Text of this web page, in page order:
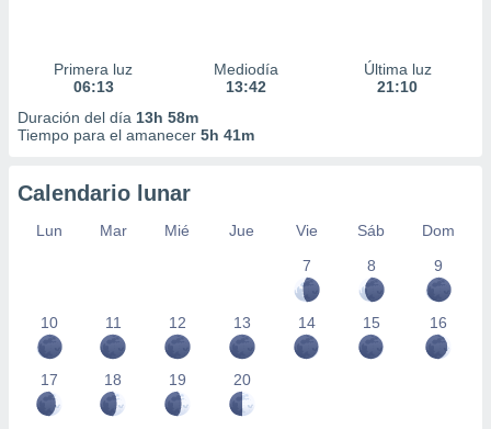
Primera luz
06:13
Mediodía
13:42
Última luz
21:10
Duración del día 13h 58m
Tiempo para el amanecer 5h 41m
Calendario lunar
Lun Mar Mié Jue Vie Sáb
Dom
7
8 9
10 11 12 13 14 15 16
17 18 19 20